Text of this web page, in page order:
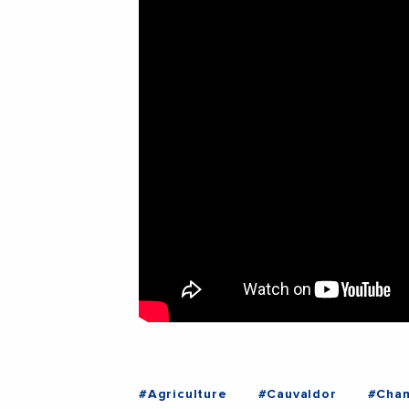
#Agriculture #Cauvaldor